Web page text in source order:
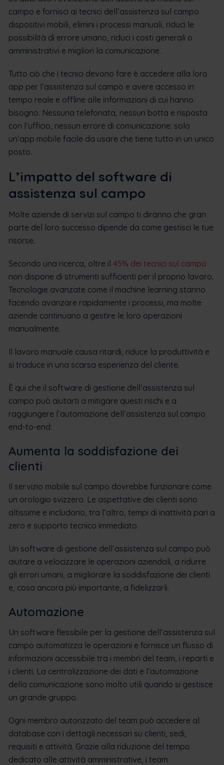
campo e fornisci ai tecnici dell’assistenza sul campo
dispositivi mobili, elimini i processi manuali, riduci le
possibilità di errore umano, riduci i costi generali o
amministrativi e migliori la comunicazione.
Tutto ciò che i tecnici devono fare è accedere alla loro
app per l’assistenza sul campo e avere accesso in
tempo reale e offline alle informazioni di cui hanno
bisogno. Nessuna telefonata, nessun botta e risposta
con l’ufficio, nessun errore di comunicazione: solo
un’app mobile facile da usare che tiene tutto in un unico
posto.
L’impatto del software di
assistenza sul campo
Molte aziende di servizi sul campo ti diranno che gran
parte del loro successo dipende da come gestisci le tue
risorse.
Secondo una ricerca, oltre il 45% dei tecnici sul campo
non dispone di strumenti sufficienti per il proprio lavoro.
Tecnologie avanzate come il machine learning stanno
facendo avanzare rapidamente i processi, ma molte
aziende continuano a gestire le loro operazioni
manualmente.
Il lavoro manuale causa ritardi, riduce la produttività e
si traduce in una scarsa esperienza del cliente.
È qui che il software di gestione dell’assistenza sul
campo può aiutarti a mitigare questi rischi e a
raggiungere l’automazione dell’assistenza sul campo
end-to-end:
Aumenta la soddisfazione dei
clienti
Il servizio mobile sul campo dovrebbe funzionare come
un orologio svizzero. Le aspettative dei clienti sono
altissime e includono, tra l’altro, tempi di inattività pari a
zero e supporto tecnico immediato.
Un software di gestione dell’assistenza sul campo può
aiutare a velocizzare le operazioni aziendali, a ridurre
gli errori umani, a migliorare la soddisfazione dei clienti
e, cosa ancora più importante, a fidelizzarli.
Automazione
Un software flessibile per la gestione dell’assistenza sul
campo automatizza le operazioni e fornisce un flusso di
informazioni accessibile tra i membri del team, i reparti e
i clienti. La centralizzazione dei dati e l’automazione
della comunicazione sono molto utili quando si gestisce
un grande gruppo.
Ogni membro autorizzato del team può accedere al
database con i dettagli necessari su clienti, sedi,
requisiti e attività. Grazie alla riduzione del tempo
dedicato alle attività amministrative, i team